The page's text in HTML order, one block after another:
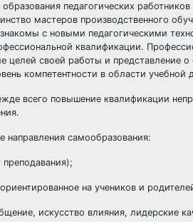
педагогических
мастеров производственного
с новыми педагогическими
квалификации.
целей своей работы и представление
компетентности в области учебной
всего повышение квалификации
самообразования:
на учеников и
искусство влияния, лидерские